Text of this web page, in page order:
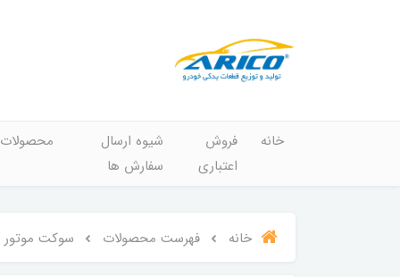
خانه
فروش
اعتباری
شیوه ارسال
سفارش ها
محصولات
خانه فهرست محصولات سوکت موتور برف پاکن.پمپ